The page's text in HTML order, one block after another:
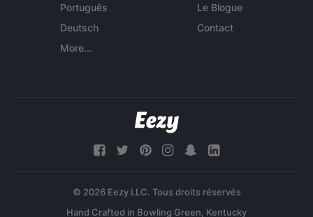
Português
Deutsch
More...
Le Blogue
Contact
© 2026 Eezy LLC. Tous droits réservés